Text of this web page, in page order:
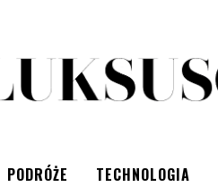
PODRÓŻE TECHNOLOGIA